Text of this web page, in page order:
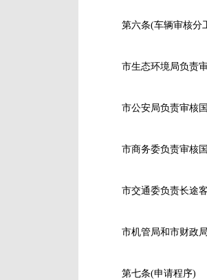
第六条(车辆审核分
市生态环境局负责审
市公安局负责审核国
市商务委负责审核国
市交通委负责长途客
市机管局和市财政局
第七条(申请程序)